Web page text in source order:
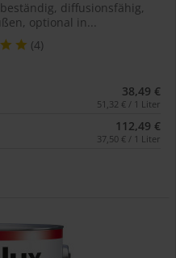
diffusionsfähig,
optional in...
(4)
38,49 €
51,32 € / 1 Liter
112,49 €
37,50 € / 1 Liter